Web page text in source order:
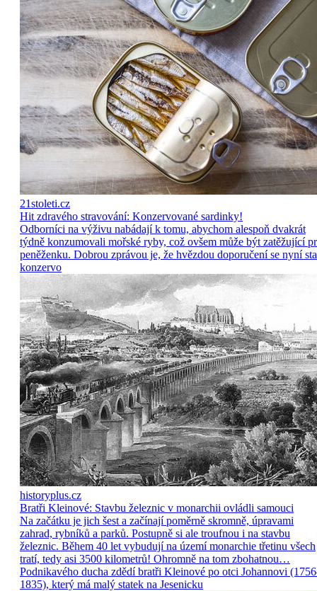
21stoleti.cz
Hit zdravého stravování: Konzervované sardinky!
Odborníci na výživu nabádají k tomu, abychom alespoň dvakrát
týdně konzumovali mořské ryby, což ovšem může být zatěžující
peněženku. Dobrou zprávou je, že hvězdou doporučení se nyní
konzervo
historyplus.cz
Bratři Kleinové: Stavbu železnic v monarchii ovládli samouci
Na začátku je jich šest a začínají poměrně skromně, úpravami
zahrad, rybníků a parků. Postupně si ale troufnou i na stavbu
železnic. Během 40 let vybudují na území monarchie třetinu všech
tratí, tedy asi 3500 kilometrů! Ohromně na tom zbohatnou…
Podnikavého ducha zdědí bratři Kleinové po otci Johannovi
1835), který má malý statek na Jesenicku